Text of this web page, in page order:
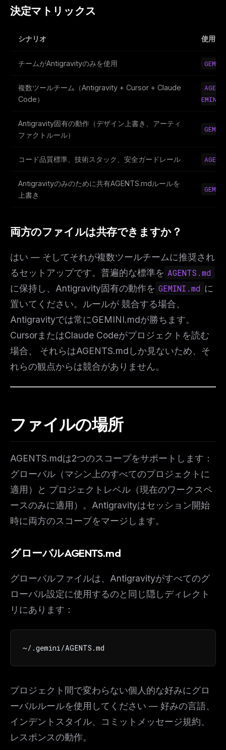
決定マトリックス
シナリオ 使用す
チームがAntigravityのみを使用
複数ツールチーム（Antigravity + Cursor + Claude
Code）
Antigravity固有の動作（デザイン上書き、アーティ
ファクトルール）
コード品質標準、技術スタック、安全ガードレール
Antigravityのみのために共有AGENTS.mdルールを
上書き
両方のファイルは共存できますか？
はい — そしてそれが複数ツールチームに推奨され
るセットアップです。普遍的な標準を AGENTS.md
に保持し、Antigravity固有の動作を GEMINI.md に
置いてください。ルールが 競合する場合、
Antigravityでは常にGEMINI.mdが勝ちます。
CursorまたはClaude Codeがプロジェクトを読む
場合、 それらはAGENTS.mdしか見ないため、そ
れらの観点からは競合がありません。
ファイルの場所
AGENTS.mdは2つのスコープをサポートします：
グローバル（マシン上のすべてのプロジェクトに
適用）と プロジェクトレベル（現在のワークスペ
ースのみに適用）。Antigravityはセッション開始
時に両方のスコープをマージします。
グローバルAGENTS.md
グローバルファイルは、Antigravityがすべてのグ
ローバル設定に使用するのと同じ隠しディレクト
リにあります：
~/.gemini/AGENTS.md
プロジェクト間で変わらない個人的な好みにグロ
ーバルルールを使用してください — 好みの言語、
インデントスタイル、コミットメッセージ規約、
レスポンスの動作。